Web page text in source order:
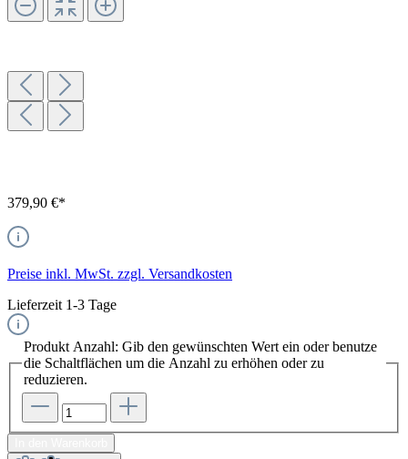
379,90 €*
Preise inkl. MwSt. zzgl. Versandkosten
Lieferzeit 1-3 Tage
Produkt Anzahl: Gib den gewünschten Wert ein oder benutze
die Schaltflächen um die Anzahl zu erhöhen oder zu
reduzieren.